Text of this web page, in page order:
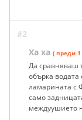
#2
Ха ха ( преди
Да сравняваш
обърка
ламарината с
само
междуушието